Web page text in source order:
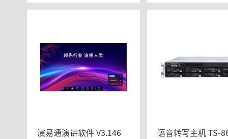
演易通演讲软件 V3.146 语音转写主机 TS-